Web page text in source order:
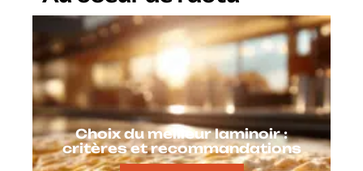
Choix du meilleur laminoir :
critères et recommandations